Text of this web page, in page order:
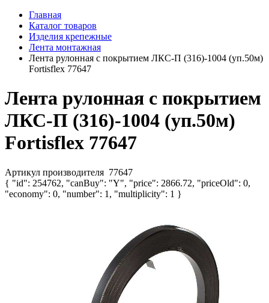
Главная
Каталог товаров
Изделия крепежные
Лента монтажная
Лента рулонная с покрытием ЛКС-П (316)-1004 (уп.50м)
Fortisflex 77647
Лента рулонная с покрытием
ЛКС-П (316)-1004 (уп.50м)
Fortisflex 77647
Артикул производителя 77647
{ "id": 254762, "canBuy": "Y", "price": 2866.72, "priceOld": 0,
"economy": 0, "number": 1, "multiplicity": 1 }